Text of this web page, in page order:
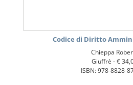
Codice di Diritto
Chieppa
Giuffrè -€
ISBN: 978-8828-